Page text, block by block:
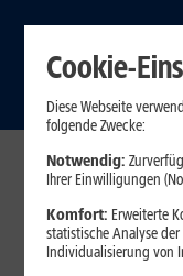
Cookie-
Diese Webseite
folgende Zwecke:
Notwendig:
Ihrer Einwilligungen
Komfort: Erweiterte
statistische Analyse
Individualisierung von